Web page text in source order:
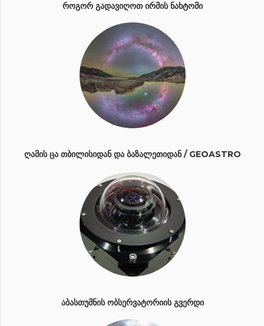
ᲠᲝᲒᲝᲠ ᲒᲐᲓᲐᲕᲘᲦᲝᲗ ᲘᲠᲛᲘᲡ ᲜᲐᲮᲢᲝᲛᲘ
ᲦᲐᲛᲘᲡ ᲪᲐ ᲗᲑᲘᲚᲘᲡᲘᲓᲐᲜ ᲓᲐ ᲑᲐᲖᲐᲚᲔᲗᲘᲓᲐᲜ / GEOASTRO
ᲐᲑᲐᲡᲗᲣᲛᲜᲘᲡ ᲝᲑᲡᲔᲠᲕᲐᲢᲝᲠᲘᲘᲡ ᲒᲕᲔᲠᲓᲘ